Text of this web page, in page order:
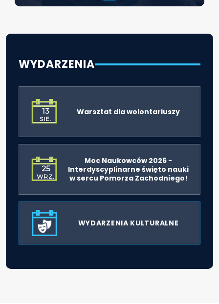
WYDARZENIA
13
SIE.
Warsztat dla wolontariuszy
25
WRZ.
Moc Naukowców 2026 -
Interdyscyplinarne święto nauki
w sercu Pomorza Zachodniego!
WYDARZENIA KULTURALNE